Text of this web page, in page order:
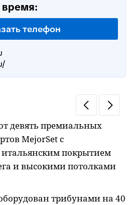
время:
телефон
девять премиальных
MejorSet с
покрытием
и высокими потолками
трибунами на 40